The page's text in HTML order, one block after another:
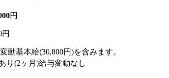
円
円
動基本給(30,800円)を含みます。
り(2ヶ月)給与変動なし